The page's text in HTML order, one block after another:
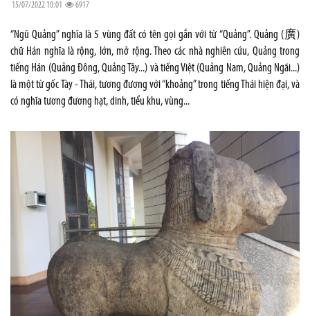
15/07/2022 10:01 6917
“Ngũ Quảng” nghĩa là 5 vùng đất có tên gọi gắn với từ “Quảng”. Quảng (廣)
chữ Hán nghĩa là rộng, lớn, mở rộng. Theo các nhà nghiên cứu, Quảng trong
tiếng Hán (Quảng Đông, Quảng Tây...) và tiếng Việt (Quảng Nam, Quảng Ngãi...)
là một từ gốc Tày - Thái, tương đương với “khoảng” trong tiếng Thái hiện đại, và
có nghĩa tương đương hạt, dinh, tiểu khu, vùng...